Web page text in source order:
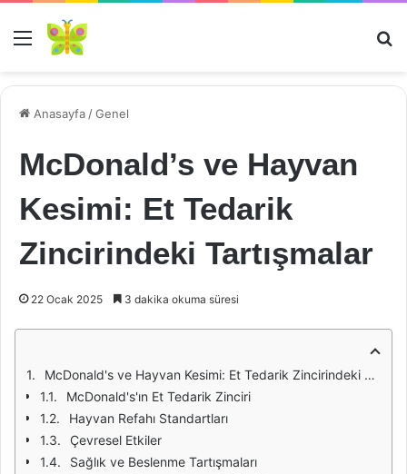
Menü
Anasayfa /Genel
McDonald’s ve Hayvan
Kesimi: Et Tedarik
Zincirindeki Tartışmalar
22 Ocak 2025 3 dakika okuma süresi
McDonald's ve Hayvan Kesimi: Et Tedarik Zincirindeki Tartışmalar
McDonald's'ın Et Tedarik Zinciri
Hayvan Refahı Standartları
Çevresel Etkiler
Sağlık ve Beslenme Tartışmaları